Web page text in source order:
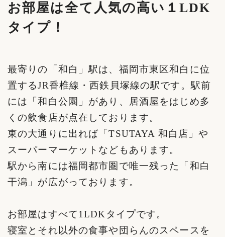
お部屋は全て人気の高い１LDK
タイプ！
最寄りの「和白」駅は、福岡市東区和白に位
置するJR香椎線・西鉄貝塚線の駅です。駅前
には「和白公園」があり、居酒屋をはじめ多
くの飲食店が点在しております。
東の大通りに出れば「TSUTAYA 和白店」や
スーパーマーケットなどもあります。
駅から南には福岡都市圏で唯一残った「和白
干潟」が広がっております。
お部屋はすべて1LDKタイプです。
寝室とそれ以外の食事や団らんのスペースを